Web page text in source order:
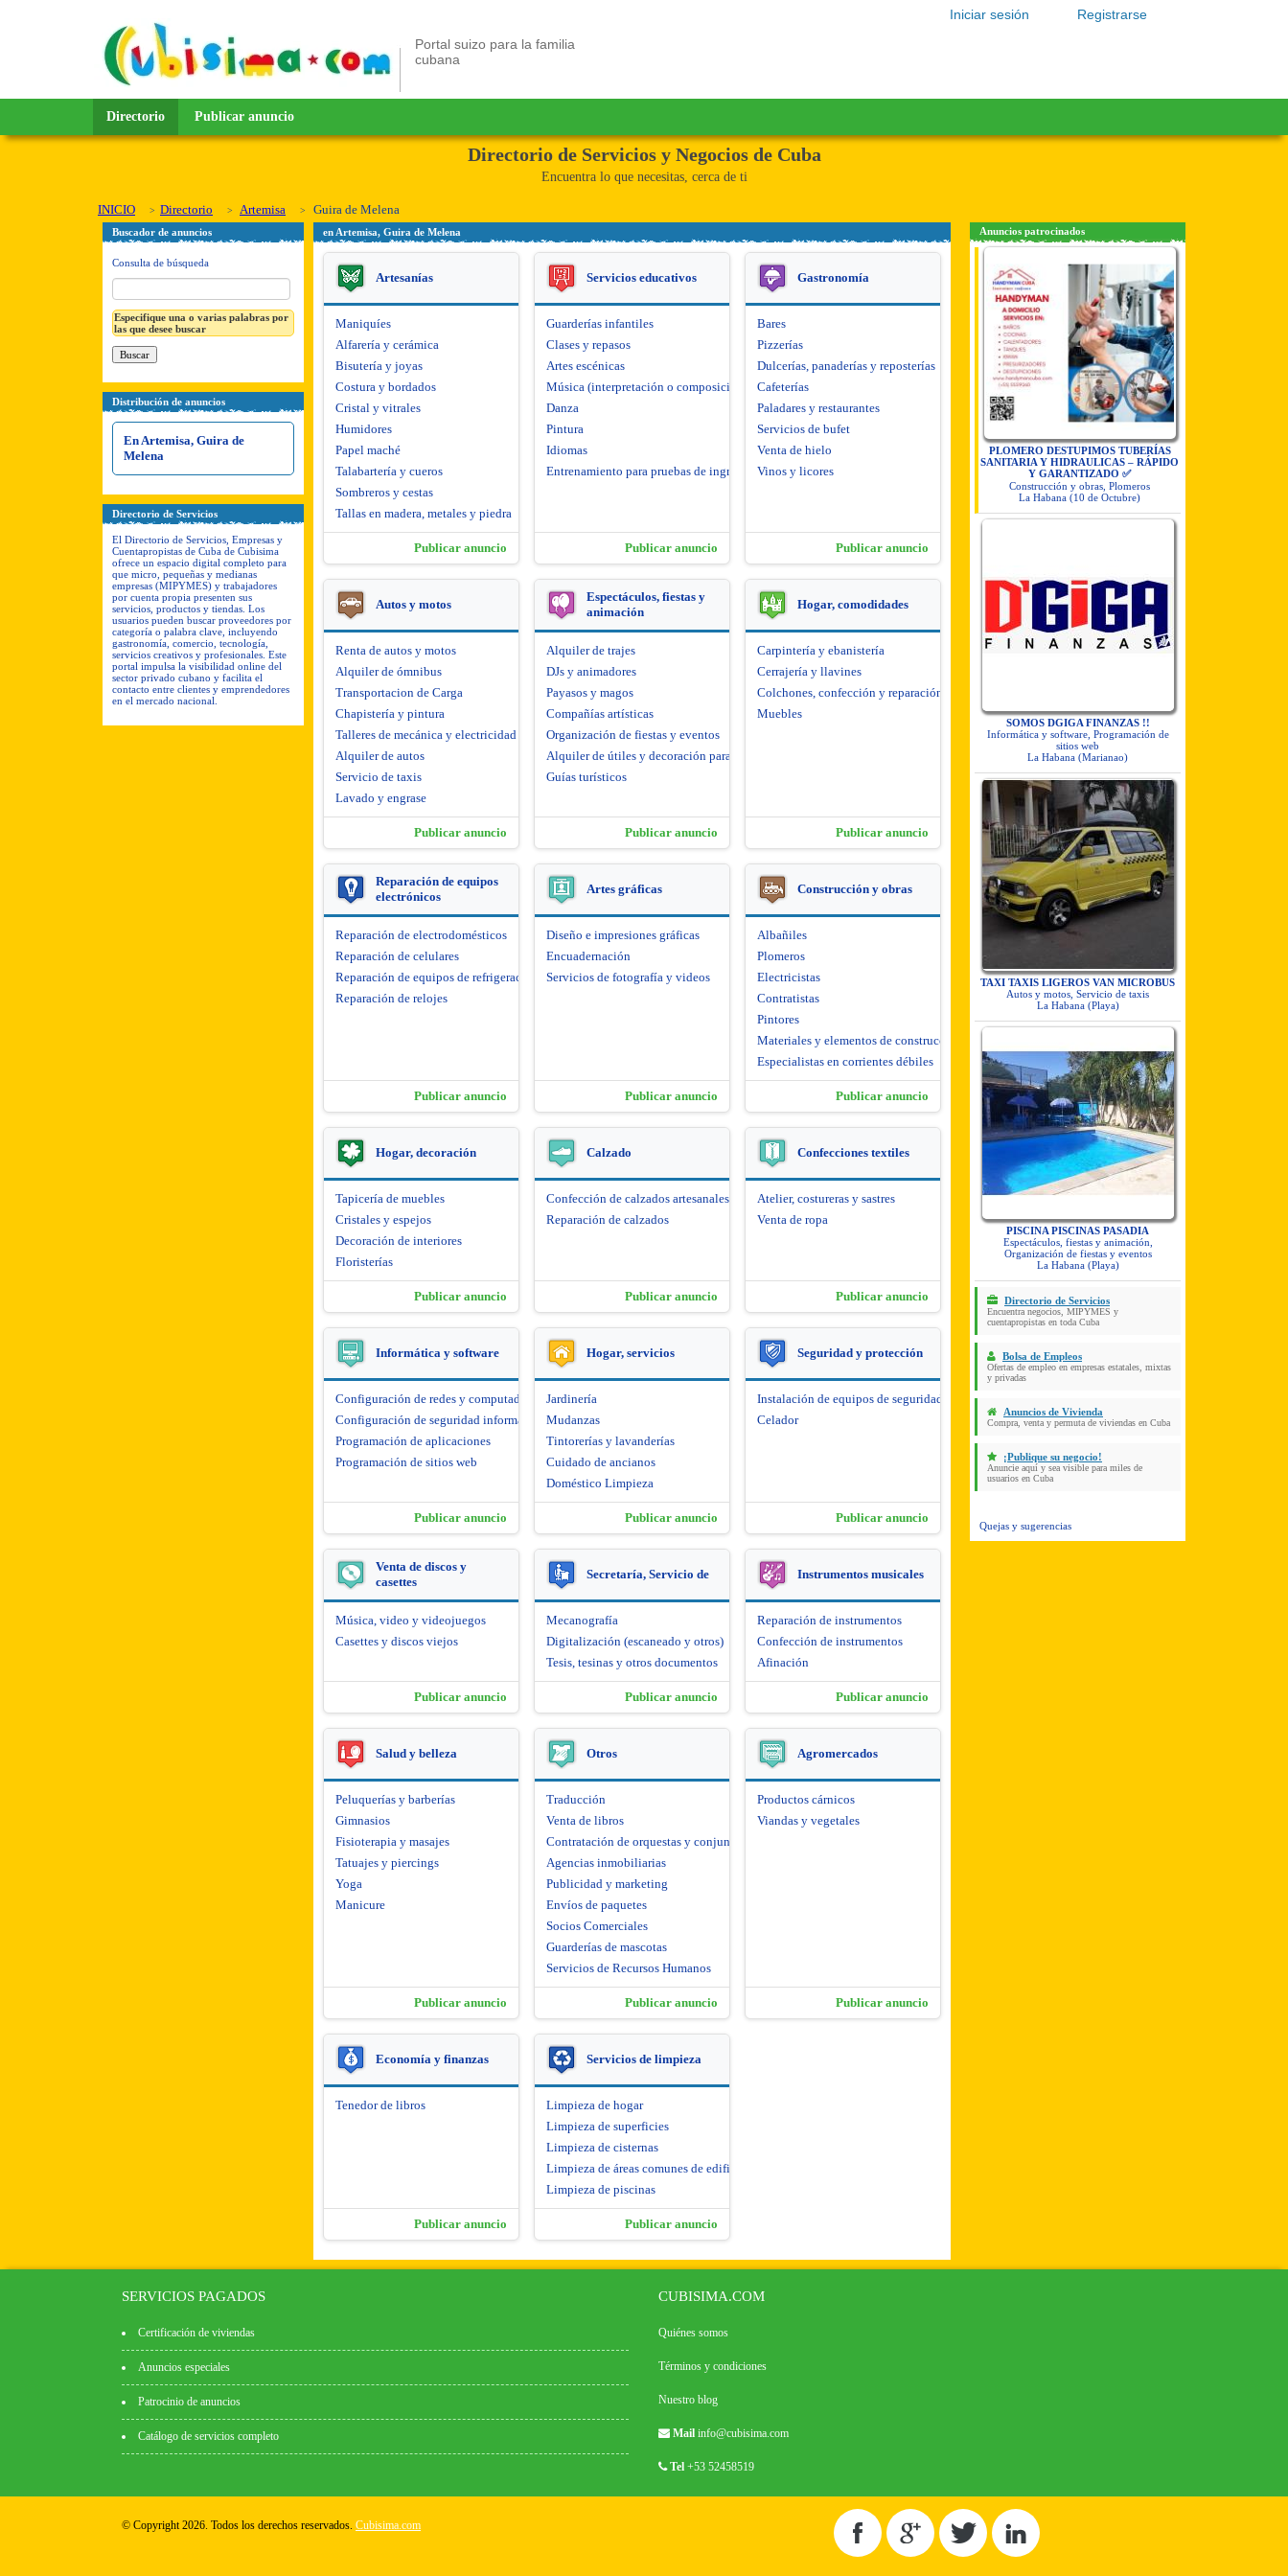
Registrarse
Iniciar sesión
Portal suizo para la familia
cubana
Directorio Publicar anuncio
Directorio de Servicios y Negocios de Cuba
Encuentra lo que necesitas, cerca de ti
INICIO Directorio Artemisa Guira de Melena
Buscador de anuncios
Consulta de búsqueda
Especifique una o varias palabras por
las que desee buscar
Distribución de anuncios
En Artemisa, Guira de
Melena
Directorio de Servicios
El Directorio de Servicios, Empresas y
Cuentapropistas de Cuba de Cubisima
ofrece un espacio digital completo para
que micro, pequeñas y medianas
empresas (MIPYMES) y trabajadores
por cuenta propia presenten sus
servicios, productos y tiendas. Los
usuarios pueden buscar proveedores por
categoría o palabra clave, incluyendo
gastronomía, comercio, tecnología,
servicios creativos y profesionales. Este
portal impulsa la visibilidad online del
sector privado cubano y facilita el
contacto entre clientes y emprendedores
en el mercado nacional.
en Artemisa, Guira de Melena
Artesanías
Maniquíes
Alfarería y cerámica
Bisutería y joyas
Costura y bordados
Cristal y vitrales
Humidores
Papel maché
Talabartería y cueros
Sombreros y cestas
Tallas en madera, metales y piedra
Publicar anuncio
Servicios educativos
Guarderías infantiles
Clases y repasos
Artes escénicas
Música (interpretación o composición)
Danza
Pintura
Idiomas
Entrenamiento para pruebas de ingreso
Publicar anuncio
Gastronomía
Bares
Pizzerías
Dulcerías, panaderías y reposterías
Cafeterías
Paladares y restaurantes
Servicios de bufet
Venta de hielo
Vinos y licores
Publicar anuncio
Autos y motos
Renta de autos y motos
Alquiler de ómnibus
Transportacion de Carga
Chapistería y pintura
Talleres de mecánica y electricidad
Alquiler de autos
Servicio de taxis
Lavado y engrase
Publicar anuncio
Espectáculos, fiestas y
animación
Alquiler de trajes
DJs y animadores
Payasos y magos
Compañías artísticas
Organización de fiestas y eventos
Alquiler de útiles y decoración para fiestas
Guías turísticos
Publicar anuncio
Hogar, comodidades
Carpintería y ebanistería
Cerrajería y llavines
Colchones, confección y reparación de
Muebles
Publicar anuncio
Reparación de equipos
electrónicos
Reparación de electrodomésticos
Reparación de celulares
Reparación de equipos de refrigeración
Reparación de relojes
Publicar anuncio
Artes gráficas
Diseño e impresiones gráficas
Encuadernación
Servicios de fotografía y videos
Publicar anuncio
Construcción y obras
Albañiles
Plomeros
Electricistas
Contratistas
Pintores
Materiales y elementos de construcción
Especialistas en corrientes débiles
Publicar anuncio
Hogar, decoración
Tapicería de muebles
Cristales y espejos
Decoración de interiores
Floristerías
Publicar anuncio
Calzado
Confección de calzados artesanales
Reparación de calzados
Publicar anuncio
Confecciones textiles
Atelier, costureras y sastres
Venta de ropa
Publicar anuncio
Informática y software
Configuración de redes y computadoras
Configuración de seguridad informática
Programación de aplicaciones
Programación de sitios web
Publicar anuncio
Hogar, servicios
Jardinería
Mudanzas
Tintorerías y lavanderías
Cuidado de ancianos
Doméstico Limpieza
Publicar anuncio
Seguridad y protección
Instalación de equipos de seguridad y protección
Celador
Publicar anuncio
Venta de discos y
casettes
Música, video y videojuegos
Casettes y discos viejos
Publicar anuncio
Secretaría, Servicio de
Mecanografía
Digitalización (escaneado y otros)
Tesis, tesinas y otros documentos
Publicar anuncio
Instrumentos musicales
Reparación de instrumentos
Confección de instrumentos
Afinación
Publicar anuncio
Salud y belleza
Peluquerías y barberías
Gimnasios
Fisioterapia y masajes
Tatuajes y piercings
Yoga
Manicure
Publicar anuncio
Otros
Traducción
Venta de libros
Contratación de orquestas y conjuntos artísticos
Agencias inmobiliarias
Publicidad y marketing
Envíos de paquetes
Socios Comerciales
Guarderías de mascotas
Servicios de Recursos Humanos
Publicar anuncio
Agromercados
Productos cárnicos
Viandas y vegetales
Publicar anuncio
Economía y finanzas
Tenedor de libros
Publicar anuncio
Servicios de limpieza
Limpieza de hogar
Limpieza de superficies
Limpieza de cisternas
Limpieza de áreas comunes de edificios
Limpieza de piscinas
Publicar anuncio
Anuncios patrocinados
PLOMERO DESTUPIMOS TUBERÍAS
SANITARIA Y HIDRAULICAS – RÁPIDO
Y GARANTIZADO ✅
Construcción y obras, Plomeros
La Habana (10 de Octubre)
SOMOS DGIGA FINANZAS !!
Informática y software, Programación de
sitios web
La Habana (Marianao)
TAXI TAXIS LIGEROS VAN MICROBUS
Autos y motos, Servicio de taxis
La Habana (Playa)
PISCINA PISCINAS PASADIA
Espectáculos, fiestas y animación,
Organización de fiestas y eventos
La Habana (Playa)
Directorio de Servicios
Encuentra negocios, MIPYMES y
cuentapropistas en toda Cuba
Bolsa de Empleos
Ofertas de empleo en empresas estatales, mixtas
y privadas
Anuncios de Vivienda
Compra, venta y permuta de viviendas en Cuba
¡Publique su negocio!
Anuncie aquí y sea visible para miles de
usuarios en Cuba
Quejas y sugerencias
SERVICIOS PAGADOS
Certificación de viviendas
Anuncios especiales
Patrocinio de anuncios
Catálogo de servicios completo
CUBISIMA.COM
Quiénes somos
Términos y condiciones
Nuestro blog
Mail info@cubisima.com
Tel +53 52458519
© Copyright 2026. Todos los derechos reservados. Cubisima.com